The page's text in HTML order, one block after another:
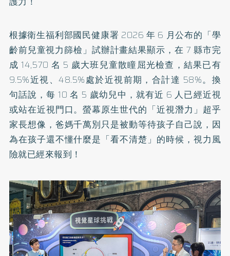
根據衛生福利部國民健康署 2026 年 6 月公布的「學
齡前兒童視力篩檢」試辦計畫結果顯示，在 7 縣市完
成 14,570 名 5 歲大班兒童散瞳屈光檢查，結果已有
9.5%近視、48.5%處於近視前期，合計達 58%。換
句話說，每 10 名 5 歲幼兒中，就有近 6 人已經近視
或站在近視門口。螢幕原生世代的「近視潛力」超乎
家長想像，爸媽千萬別只是被動等待孩子自己說，因
為在孩子還不懂什麼是「看不清楚」的時候，視力風
險就已經來報到！